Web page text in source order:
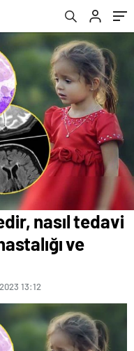
nasıl tedavi
ve
13:12